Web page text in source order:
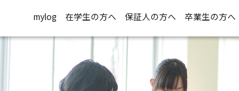
mylog 在学生の方へ 保証人の方へ 卒業生の方へ